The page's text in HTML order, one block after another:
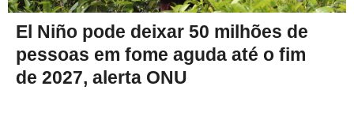
El Niño pode deixar 50 milhões de
pessoas em fome aguda até o fim
de 2027, alerta ONU